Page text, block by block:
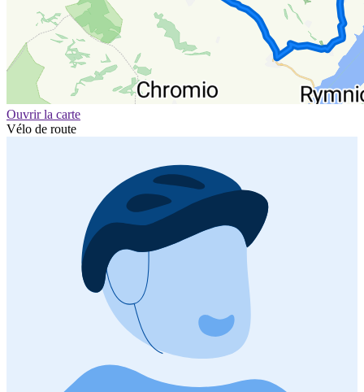
Ouvrir la carte
Vélo de route